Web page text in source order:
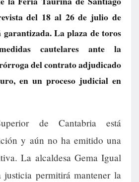
del 18 al 26 de julio de
garantizada. La plaza de toros
cautelares ante la
del contrato adjudicado
en un proceso judicial en
de Cantabria está
y aún no ha emitido una
La alcaldesa Gema Igual
permitirá mantener la